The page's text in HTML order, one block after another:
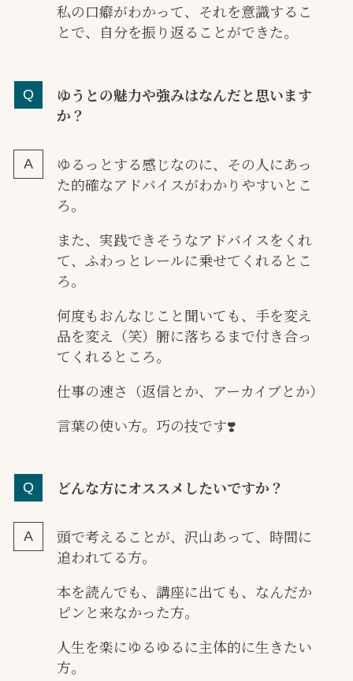
私の口癖がわかって、それを意識するこ
とで、自分を振り返ることができた。
ゆうとの魅力や強みはなんだと思います
か？
ゆるっとする感じなのに、その人にあっ
た的確なアドバイスがわかりやすいとこ
ろ。
また、実践できそうなアドバイスをくれ
て、ふわっとレールに乗せてくれるとこ
ろ。
何度もおんなじこと聞いても、手を変え
品を変え（笑）腑に落ちるまで付き合っ
てくれるところ。
仕事の速さ（返信とか、アーカイブとか）
言葉の使い方。巧の技です❣️
どんな方にオススメしたいですか？
頭で考えることが、沢山あって、時間に
追われてる方。
本を読んでも、講座に出ても、なんだか
ピンと来なかった方。
人生を楽にゆるゆるに主体的に生きたい
方。